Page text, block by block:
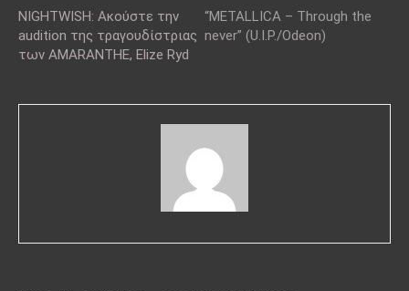
NIGHTWISH: Ακούστε την
audition της τραγουδίστριας
των AMARANTHE, Elize Ryd
“METALLICA – Through the
never” (U.I.P./Odeon)